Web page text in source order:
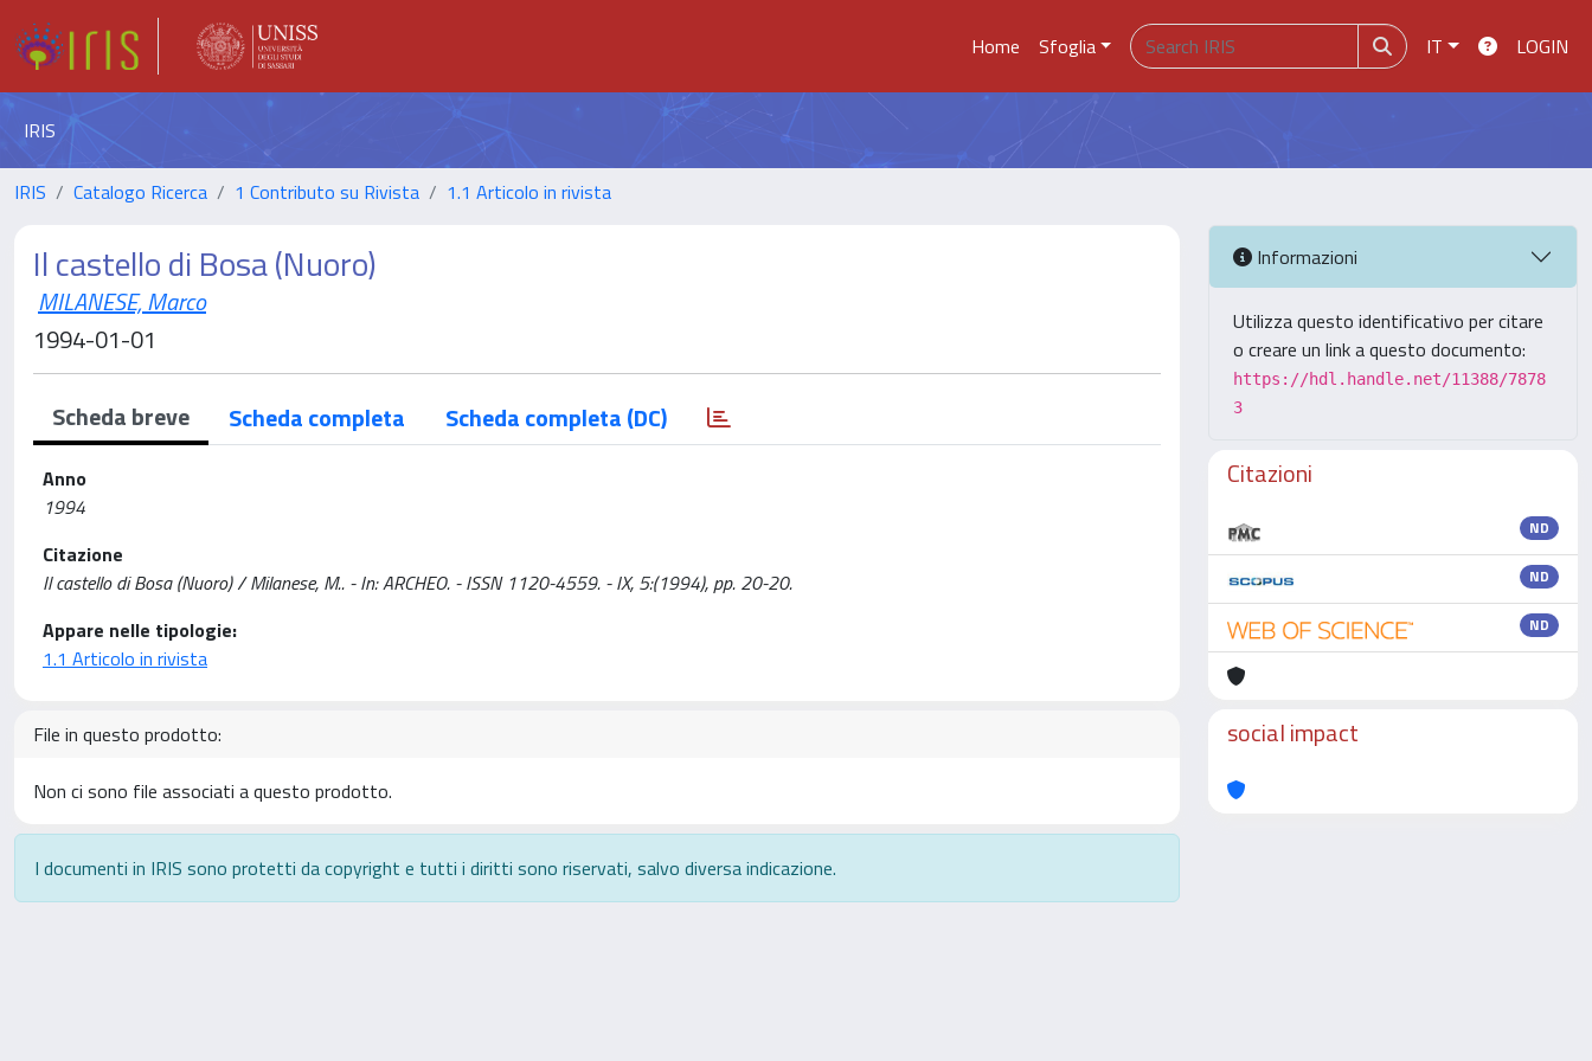
Home Sfoglia IT LOGIN
IRIS
IRIS Catalogo Ricerca 1 Contributo su Rivista 1.1 Articolo in rivista
Il castello di Bosa (Nuoro)
MILANESE, Marco
1994-01-01
Scheda breve Scheda completa Scheda completa (DC)
Anno
1994
Citazione
Il castello di Bosa (Nuoro) / Milanese, M.. - In: ARCHEO. - ISSN 1120-4559. - IX, 5:(1994), pp. 20-20.
Appare nelle tipologie:
1.1 Articolo in rivista
File in questo prodotto:
Non ci sono file associati a questo prodotto.
I documenti in IRIS sono protetti da copyright e tutti i diritti sono riservati, salvo diversa indicazione.
Informazioni
Utilizza questo identificativo per citare
o creare un link a questo documento:
https://hdl.handle.net/11388/7878
3
Citazioni
ND
ND
ND
social impact